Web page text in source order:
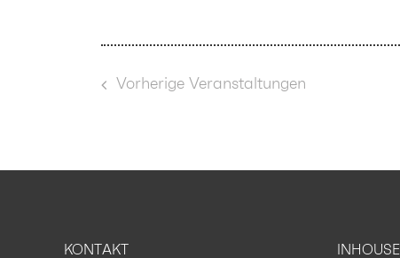
Vorherige Veranstaltungen
KONTAKT INHOUSE